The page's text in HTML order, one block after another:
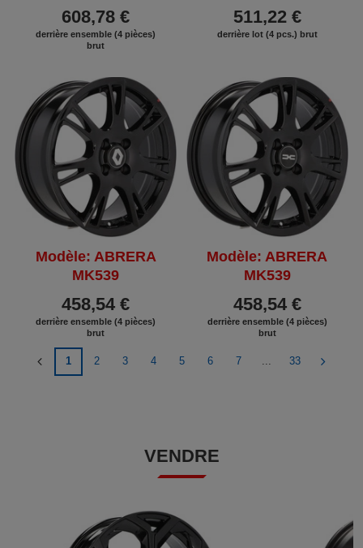
608,78 €
derrière ensemble (4 pièces)
brut
511,22 €
derrière lot (4 pcs.) brut
Modèle: ABRERA
MK539
458,54 €
derrière ensemble (4 pièces)
brut
Modèle: ABRERA
MK539
458,54 €
derrière ensemble (4 pièces)
brut
1 2 3 4 5 6 7 ... 33
VENDRE